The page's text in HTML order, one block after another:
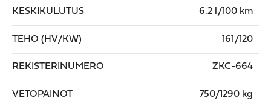
KESKIKULUTUS 6.2 l/100 km
TEHO (HV/KW) 161/120
REKISTERINUMERO ZKC-664
VETOPAINOT 750/1290 kg